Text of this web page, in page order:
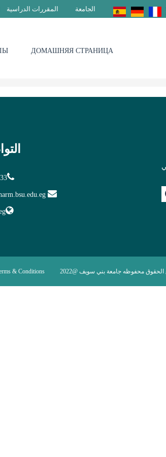
الجامعة المقررات الدراسية
ДОМАШНЯЯ СТРАНИЦА
محفوظه جامعة بني سويف @2022 & Conditions